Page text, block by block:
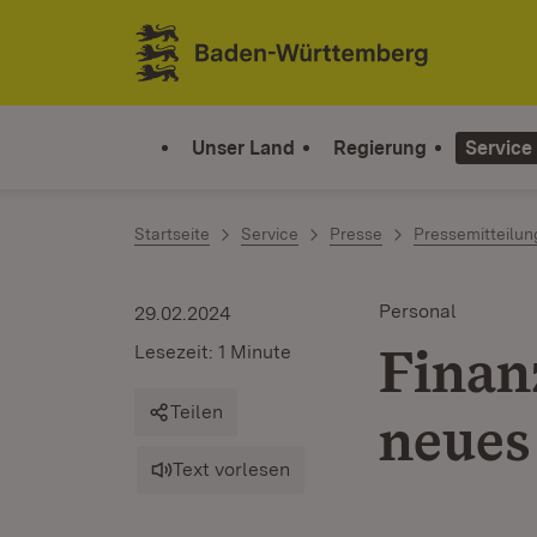
Zum Inhalt springen
Link zur Startseite
Unser Land Regierung Service
Startseite Service Presse
Personal
29.02.2024
Lesezeit: 1 Minute
Teilen
Text vorlesen